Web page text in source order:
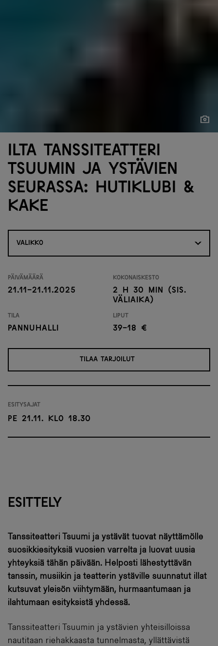
Ilta Tanssiteatteri
Tsuumin ja ystävien
seurassa: Hutiklubi &
Kake
VALIKKO
Päivämäärä
21.11-21.11.2025
Kokonaiskesto
2 h 30 min (sis.
väliaika)
Tila
Pannuhalli
Liput
39-18 €
TILAA TARJOILUT
Esitysajat
Pe 21.11. klo 18.30
ESITTELY
Tanssiteatteri Tsuumi ja ystävät tuovat näyttämölle
suosikkiesityksiä vuosien varrelta ja luovat uusia
yhteyksiä tähän päivään. Helposti lähestyttävän
tanssin, musiikin ja teatterin ystäville suunnatut illat
kutsuvat yleisön viihtymään, hurmaantumaan ja
ilahtumaan esityksistä yhdessä.
Tanssiteatteri Tsuumin ja ystävien yhteisilloissa
nautitaan riehakkaasta tunnelmasta, yllättävistä